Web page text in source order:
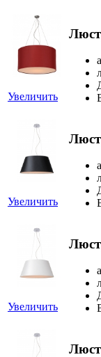
Увеличить
Увеличить
Увеличить